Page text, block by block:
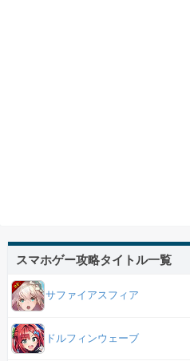
スマホゲー攻略タイトル一覧
サファイアスフィア
ドルフィンウェーブ